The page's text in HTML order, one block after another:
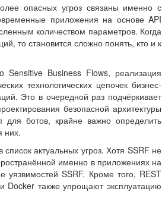
опасных угроз связаны именно с
приложения на основе API
количеством параметров. Когда
то становится сложно понять, кто и к
Sensitive Business Flows, реализация
технологических цепочек бизнес-
Это в очередной раз подчёркивает
безопасной архитектуры
для ботов, крайне важно определить
них.
актуальных угроз. Хотя SSRF не
именно в приложениях на
уязвимостей SSRF. Кроме того, REST
Docker также упрощают эксплуатацию